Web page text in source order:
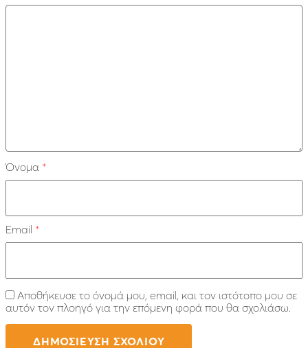
Όνομα *
Email *
Αποθήκευσε το όνομά μου, email, και τον ιστότοπο μου σε
αυτόν τον πλοηγό για την επόμενη φορά που θα σχολιάσω.